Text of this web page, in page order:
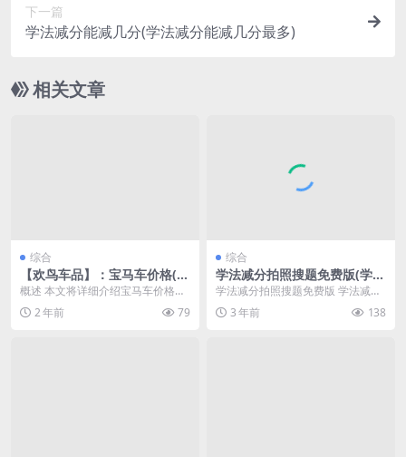
下一篇
学法减分能减几分(学法减分能减几分最多)
相关文章
综合
【欢鸟车品】：宝马车价格(宝
马车系列全部车型及报价)
概述 本文将详细介绍宝马车价格。
作为全球知名的汽车品牌，宝马拥
有多种车型，从入门...
2 年前 79
综合
学法减分拍照搜题免费版(学法
减分搜题)
学法减分拍照搜题免费版 学法减分
拍照搜题免费版是一款非常实用的
手机应用程序，它可...
3 年前 138